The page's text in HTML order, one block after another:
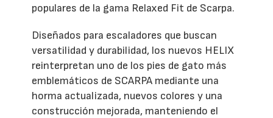
populares de la gama Relaxed Fit de Scarpa.
Diseñados para escaladores que buscan
versatilidad y durabilidad, los nuevos HELIX
reinterpretan uno de los pies de gato más
emblemáticos de SCARPA mediante una
horma actualizada, nuevos colores y una
construcción mejorada, manteniendo el